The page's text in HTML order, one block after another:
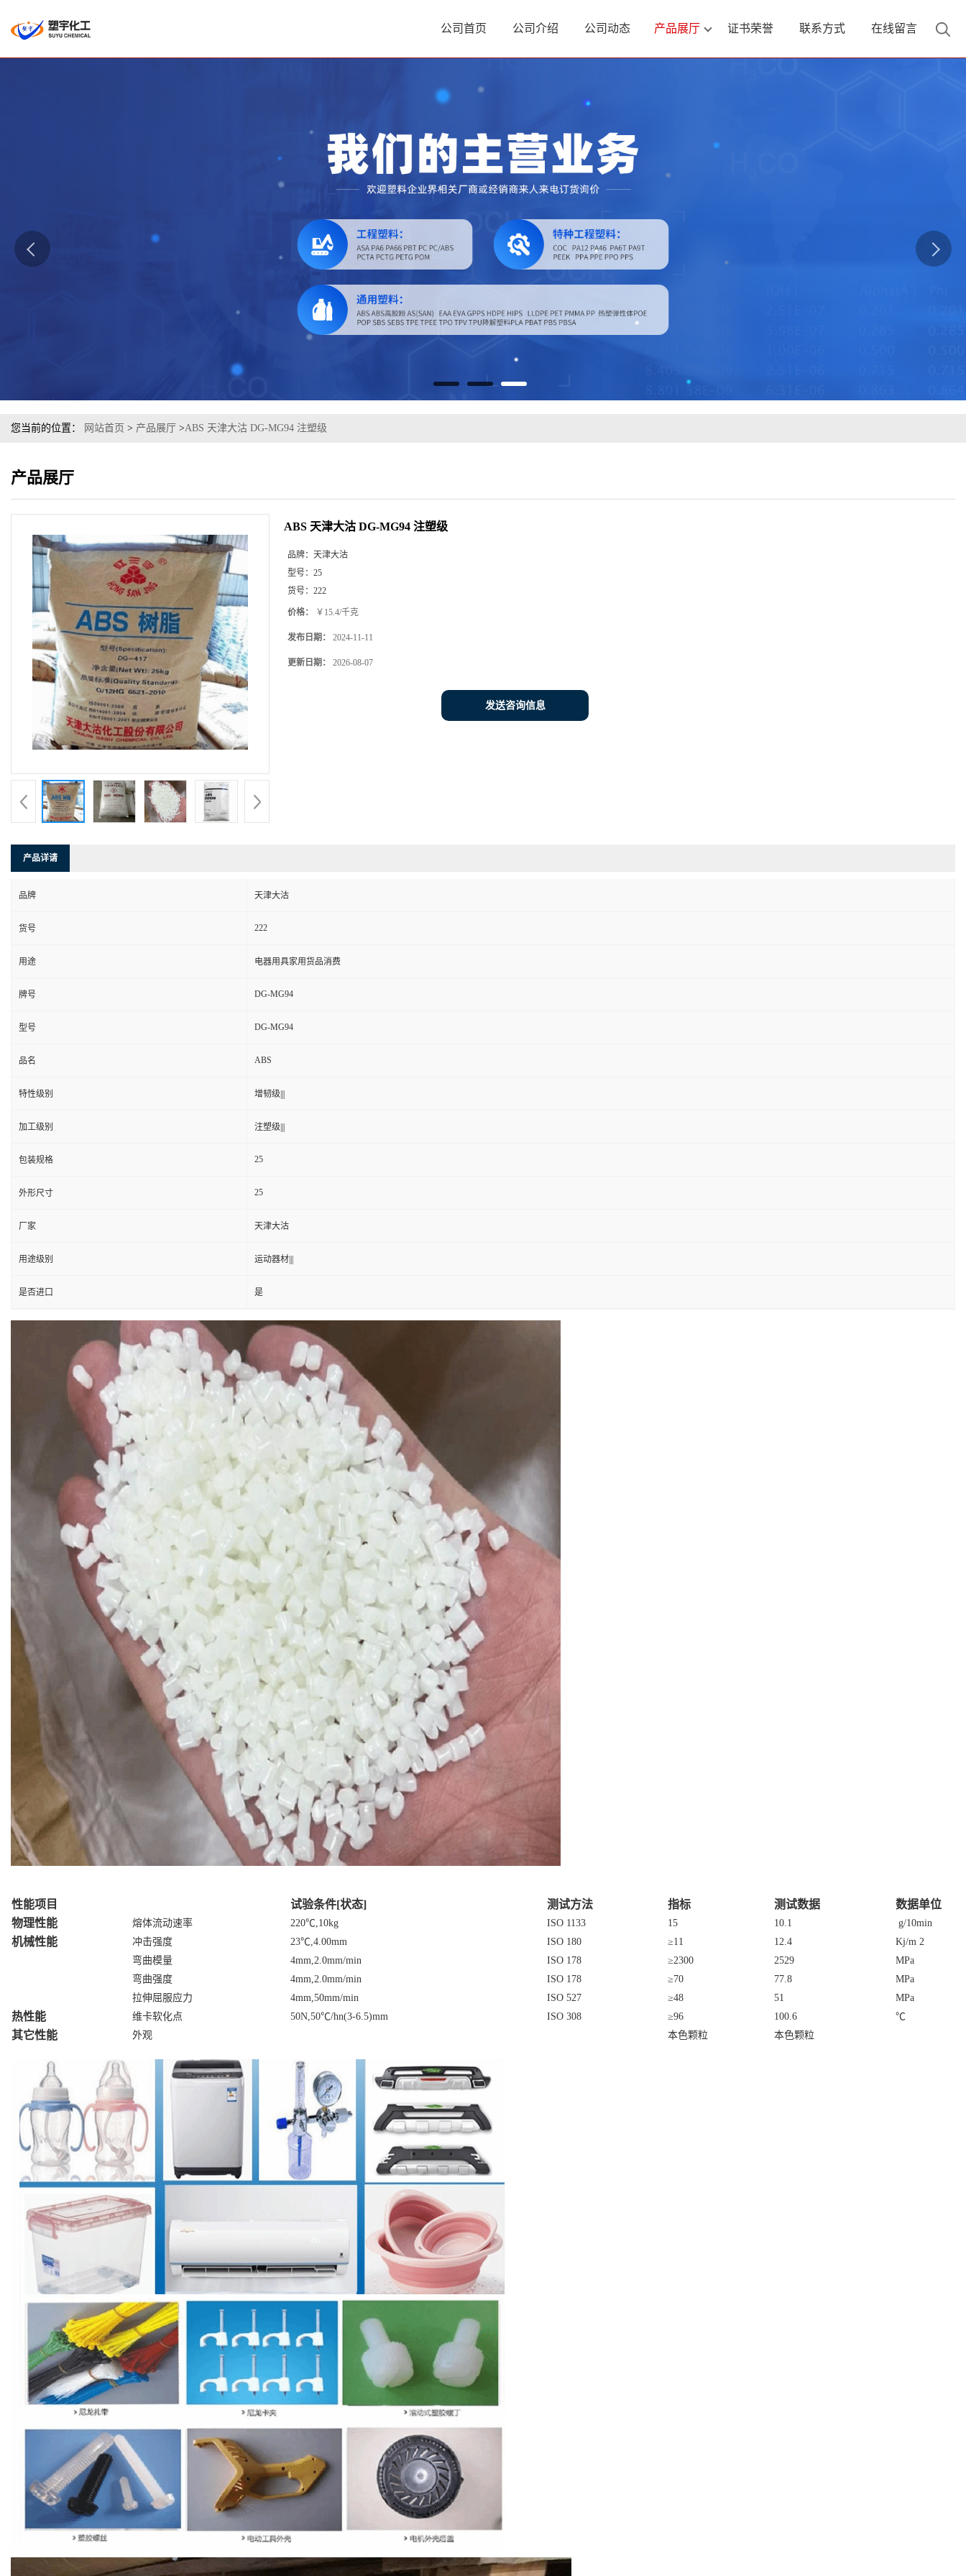
公司首页 公司介绍 公司动态 产品展厅 证书荣誉 联系方式 在线留言
您当前的位置： 网站首页 > 产品展厅 >ABS 天津大沽 DG-MG94 注塑级
产品展厅
ABS 天津大沽 DG-MG94 注塑级
品牌： 天津大沽
型号： 25
货号： 222
价格： ￥15.4/千克
发布日期： 2024-11-11
更新日期： 2026-08-07
发送咨询信息
产品详请
品牌 天津大沽
货号 222
用途 电器用具家用货品消费
牌号 DG-MG94
型号 DG-MG94
品名 ABS
特性级别 增韧级|||
加工级别 注塑级|||
包装规格 25
外形尺寸 25
厂家 天津大沽
用途级别 运动器材|||
是否进口 是
性能项目 试验条件[状态] 测试方法 指标 测试数据
数据单位
物理性能
熔体流动速率 220℃,10kg ISO 1133 15 10.1 g/10min
机械性能 冲击强度 23℃,4.00mm ISO 180 ≥11 12.4 Kj/m 2
弯曲模量
4mm,2.0mm/min ISO 178 ≥2300 2529
MPa
弯曲强度
4mm,2.0mm/min ISO 178 ≥70 77.8
MPa
拉伸屈服应力
4mm,50mm/min ISO 527 ≥48 51 MPa
热性能 维卡软化点 50N,50℃/hn(3-6.5)mm ISO 308 ≥96 100.6 ℃
其它性能 外观 本色颗粒 本色颗粒